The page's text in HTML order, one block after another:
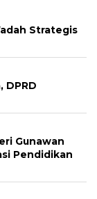
Strategis
DPRD
Gunawan
Pendidikan